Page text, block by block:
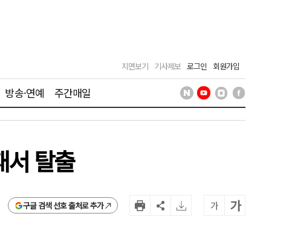
지면보기 기사제보 로그인 회원가입
방송·연예 주간매일
서 탈출
구글 검색 선호 출처로 추가 가 가